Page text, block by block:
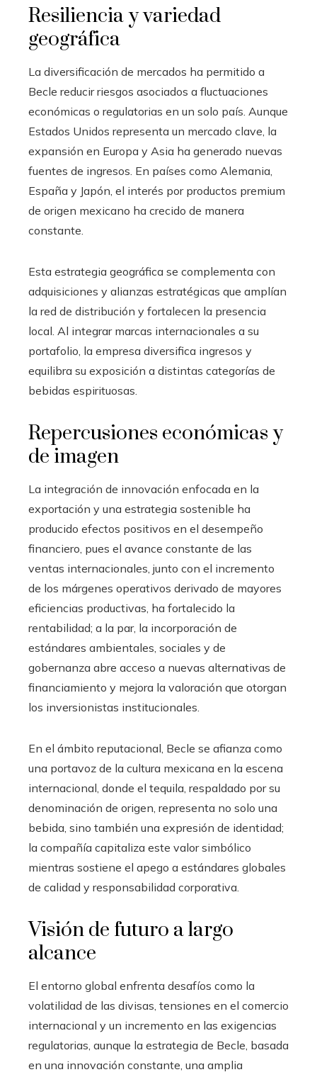
Resiliencia y variedad
geográfica
La diversificación de mercados ha permitido a
Becle reducir riesgos asociados a fluctuaciones
económicas o regulatorias en un solo país. Aunque
Estados Unidos representa un mercado clave, la
expansión en Europa y Asia ha generado nuevas
fuentes de ingresos. En países como Alemania,
España y Japón, el interés por productos premium
de origen mexicano ha crecido de manera
constante.
Esta estrategia geográfica se complementa con
adquisiciones y alianzas estratégicas que amplían
la red de distribución y fortalecen la presencia
local. Al integrar marcas internacionales a su
portafolio, la empresa diversifica ingresos y
equilibra su exposición a distintas categorías de
bebidas espirituosas.
Repercusiones económicas y
de imagen
La integración de innovación enfocada en la
exportación y una estrategia sostenible ha
producido efectos positivos en el desempeño
financiero, pues el avance constante de las
ventas internacionales, junto con el incremento
de los márgenes operativos derivado de mayores
eficiencias productivas, ha fortalecido la
rentabilidad; a la par, la incorporación de
estándares ambientales, sociales y de
gobernanza abre acceso a nuevas alternativas de
financiamiento y mejora la valoración que otorgan
los inversionistas institucionales.
En el ámbito reputacional, Becle se afianza como
una portavoz de la cultura mexicana en la escena
internacional, donde el tequila, respaldado por su
denominación de origen, representa no solo una
bebida, sino también una expresión de identidad;
la compañía capitaliza este valor simbólico
mientras sostiene el apego a estándares globales
de calidad y responsabilidad corporativa.
Visión de futuro a largo
alcance
El entorno global enfrenta desafíos como la
volatilidad de las divisas, tensiones en el comercio
internacional y un incremento en las exigencias
regulatorias, aunque la estrategia de Becle, basada
en una innovación constante, una amplia